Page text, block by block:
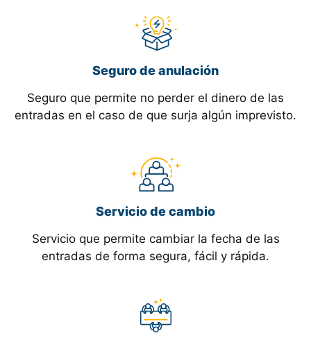
Seguro de anulación
Seguro que permite no perder el dinero de las
entradas en el caso de que surja algún imprevisto.
Servicio de cambio
Servicio que permite cambiar la fecha de las
entradas de forma segura, fácil y rápida.